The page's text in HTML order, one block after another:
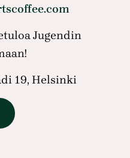
Jugendin
19, Helsinki